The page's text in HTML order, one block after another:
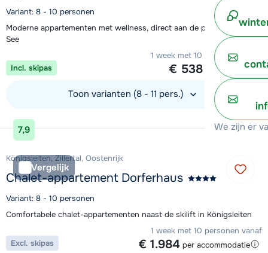
We zijn er
Variant: 8 - 10 personen
Moderne appartementen met wellness, direct aan de piste in Zell am
See
1 week met 10 personen vanaf
€ 538 per persoon
Incl. skipas
Toon varianten (8 - 11 pers.)
Bekijk accommodatie
7,9
Vergelijk
Königsleiten, Zillertal, Oostenrijk
Chalet-appartement Dorferhaus
Variant: 8 - 10 personen
Comfortabele chalet-appartementen naast de skilift in Königsleiten
1 week met 10 personen vanaf
€ 1.984 per accommodatie
Excl. skipas